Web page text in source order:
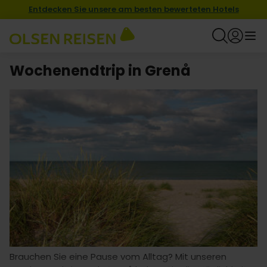
Entdecken Sie unsere am besten bewerteten Hotels
Wochenendtrip in Grenå
Brauchen Sie eine Pause vom Alltag? Mit unseren